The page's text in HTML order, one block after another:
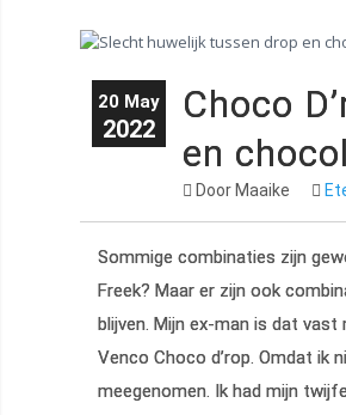
20 May
2022
Choco
en
Door Maaike
Sommige combinaties zijn
Freek? Maar er zijn ook
blijven. Mijn ex-man is dat
Venco Choco d’rop. Omdat ik
meegenomen. Ik had mijn